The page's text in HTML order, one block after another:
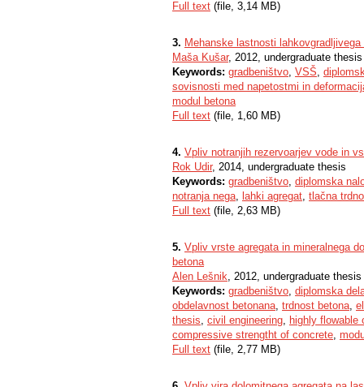
Full text (file, 3,14 MB)
3. Mehanske lastnosti
Maša Kušar, 2012, undergraduate thesis
Keywords: gradbeništvo, VSŠ,
sovisnosti med napetostmi in
modul betona
Full text (file, 1,60 MB)
4. Vpliv notranjih rezervoarjev vode in
Rok Udir, 2014, undergraduate thesis
Keywords: gradbeništvo, diplomska
notranja nega, lahki agregat, tlačna
Full text (file, 2,63 MB)
5. Vpliv vrste agregata in mineralnega
betona
Alen Lešnik, 2012, undergraduate thesis
Keywords: gradbeništvo, diplomska
obdelavnost betonana, trdnost betona,
thesis, civil engineering, highly flowable
compressive strengtht of concrete,
Full text (file, 2,77 MB)